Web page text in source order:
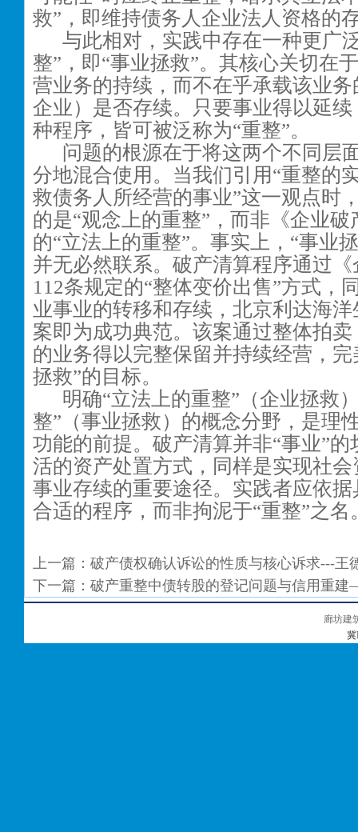
救”，即维持债务人企业法人资格的
与此相对，实践中存在一种更广
整”，即“事业拯救”。其核心关切在
营业务的持续，而不在乎承载该业
企业）是否存续。只要事业得以延
种程序，皆可被泛称为“重整”。
问题的根源在于将这两个不同层
分地混合使用。当我们引用“重整的
救债务人所经营的事业”这一观点时
的是“观念上的重整”，而非《企业
的“立法上的重整”。事实上，“事业
并无必然联系。破产清算程序通过
112条规定的“整体变价出售”方式，
业事业的转移和存续，北京利达海
案即为成功典范。该案通过整体拍
的业务得以完整保留并持续经营，完
拯救”的目标。
明确“立法上的重整”（企业拯救
整”（事业拯救）的概念分野，是理
功能的前提。破产清算并非“事业”
活的资产处置方式，同样是实现社
事业存续的重要途径。实践者应依
合适的程序，而非拘泥于“重整”之名
上一篇： 破产债权确认诉讼的性质与核心诉求---王
下一篇： 破产重整中债转股的登记问题与信用重
廊坊建
冀